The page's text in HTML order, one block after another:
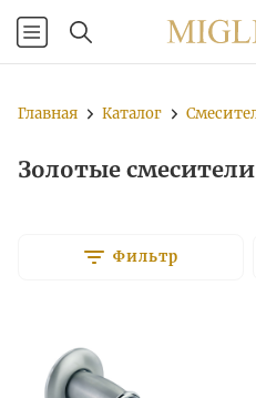
Главная Каталог
Золотые
Фильтр